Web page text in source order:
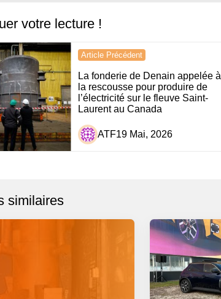
votre lecture !
Article Précédent
La fonderie de Denain appelée à
la rescousse pour produire de
l’électricité sur le fleuve Saint-
Laurent au Canada
ATF19 Mai, 2026
similaires